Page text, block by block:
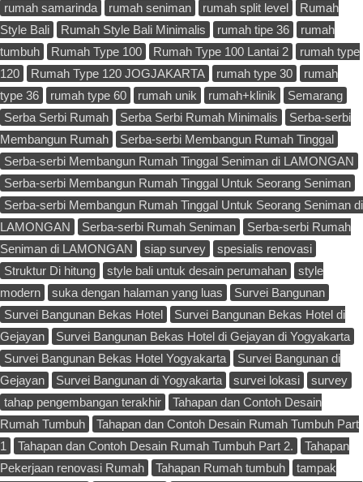
rumah samarinda
rumah seniman rumah split level
Rumah
Style Bali
Rumah Style Bali Minimalis rumah tipe 36
rumah
tumbuh
Rumah Type 100 Rumah Type 100 Lantai 2
rumah type
120
Rumah Type 120 JOGJAKARTA rumah type 30
rumah
type 36
rumah type 60 rumah unik rumah+klinik
Semarang
Serba Serbi Rumah
Serba Serbi Rumah Minimalis
Serba-serbi
Membangun Rumah
Serba-serbi Membangun Rumah Tinggal
Serba-serbi Membangun Rumah Tinggal Seniman di LAMONGAN
Serba-serbi Membangun Rumah Tinggal Untuk Seorang Seniman
Serba-serbi Membangun Rumah Tinggal Untuk Seorang Seniman di
LAMONGAN
Serba-serbi Rumah Seniman
Serba-serbi Rumah
Seniman di LAMONGAN
siap survey
spesialis renovasi
Struktur Di hitung
style bali untuk desain perumahan
style
modern
suka dengan halaman yang luas
Survei Bangunan
Survei Bangunan Bekas Hotel
Survei Bangunan Bekas Hotel di
Gejayan
Survei Bangunan Bekas Hotel di Gejayan di Yogyakarta
Survei Bangunan Bekas Hotel Yogyakarta
Survei Bangunan di
Gejayan
Survei Bangunan di Yogyakarta survei lokasi
survey
tahap pengembangan terakhir
Tahapan dan Contoh Desain
Rumah Tumbuh
Tahapan dan Contoh Desain Rumah Tumbuh Part
1
Tahapan dan Contoh Desain Rumah Tumbuh Part 2.
Tahapan
Pekerjaan renovasi Rumah
Tahapan Rumah tumbuh
tampak